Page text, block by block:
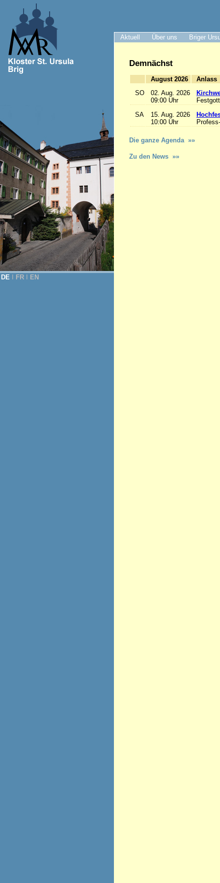
Aktuell Über uns Briger
DE FR EN
Demnächst
August 2026
SO
02. Aug. 2026
09:00 Uhr
SA
15. Aug. 2026
10:00 Uhr
Die ganze Agenda »»
Zu den News »»